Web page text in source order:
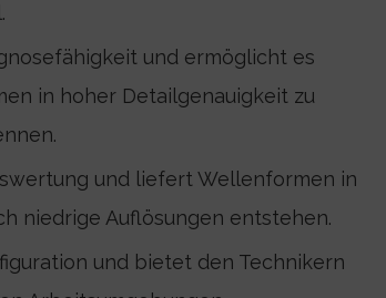
und ermöglicht es
in hoher Detailgenauigkeit zu
und liefert Wellenformen in
niedrige Auflösungen entstehen.
und bietet den Technikern